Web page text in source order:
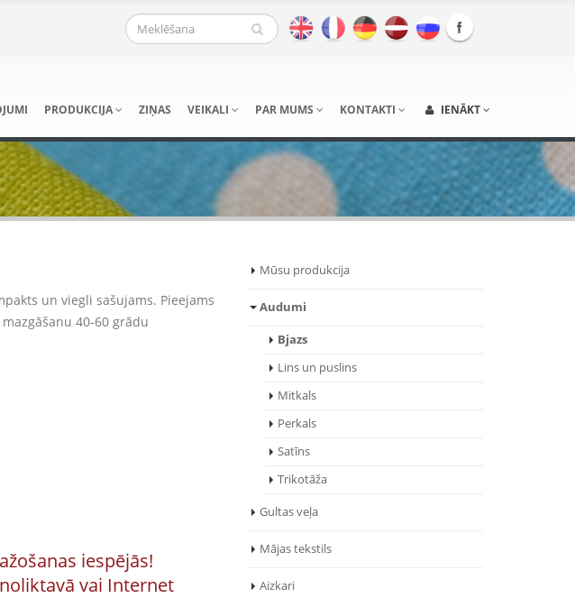
PRODUKCIJA ZIŅAS VEIKALI PAR MUMS KONTAKTI IENĀKT
un viegli sašujams. Pieejams
40-60 grādu
iespējās!
vai Internet
Mūsu produkcija
Audumi
Bjazs
Lins un puslins
Mitkals
Perkals
Satīns
Trikotāža
Gultas veļa
Mājas tekstils
Aizkari